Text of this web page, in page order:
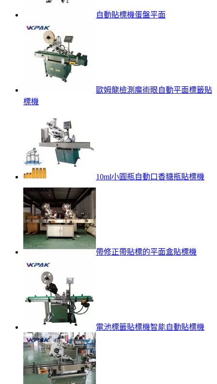
自動貼標機蛋盤平面
歐姆龍檢測魔術眼自動平面標籤貼
標機
10ml小圓瓶自動口香糖瓶貼標機
帶修正帶貼標的平面盒貼標機
電池標籤貼標機智能自動貼標機